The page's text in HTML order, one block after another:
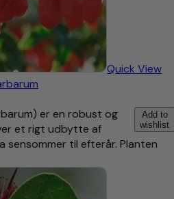
Quick View
Add to
wishlist
er en robust og
et rigt udbytte af
til efterår. Planten